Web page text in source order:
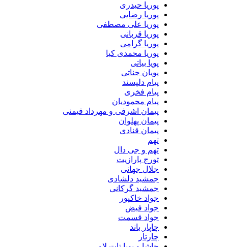
پوریا حیدری
پوریا رضایی
پوریا علی مصطفی
پوریا قربانی
پوریا گرامی
پوریا محمدی کیا
پویا بیاتی
پویان جناتی
پیام دلپسند
پیام فخری
پیام محمودیان
پیمان اشرفی و مهرداد قیمنی
پیمان پهلوان
پیمان قنادی
تهم
تهم و جی دال
تورج پارازیت
جلال جهانی
جمشید دلشادی
جمشید گرکانی
جواد خاکپور
جواد فیض
جواد قسمت
چاپار باند
چارتار